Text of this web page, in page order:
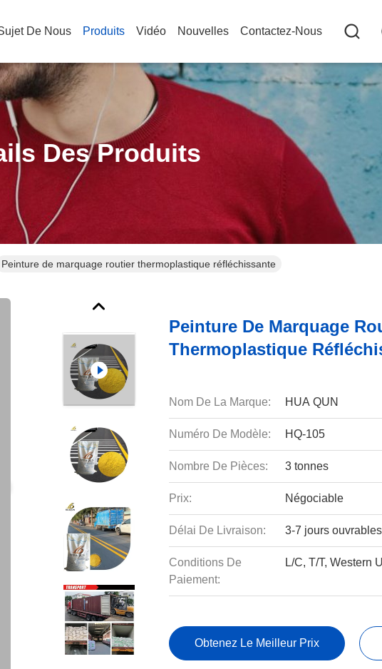
De Nous Produits Vidéo Nouvelles Contactez-Nous
Des Produits
Peinture de marquage routier thermoplastique réfléchissante
Peinture De Marquage
Thermoplastique
Nom De La Marque: HUA QUN
Numéro De Modèle: HQ-105
Nombre De Pièces: 3 tonnes
Prix: Négociable
Délai De Livraison: 3-7 jours ouvrables
Conditions De
Paiement:
L/C, T/T, Western
Obtenez Le Meilleur Prix